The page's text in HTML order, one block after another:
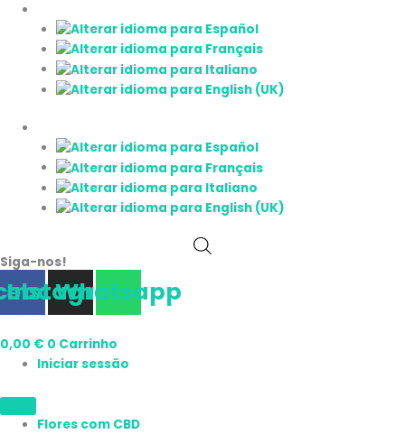
Saltar
conteúdo
Siga-nos!
Instagram
Whatsapp
0,00 € 0 Carrinho
Iniciar sessão
Flores com CBD